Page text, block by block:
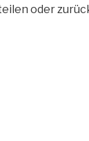
oder